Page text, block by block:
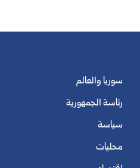
سوريا والعالم
رئاسة الجمهورية
سياسة
محليات